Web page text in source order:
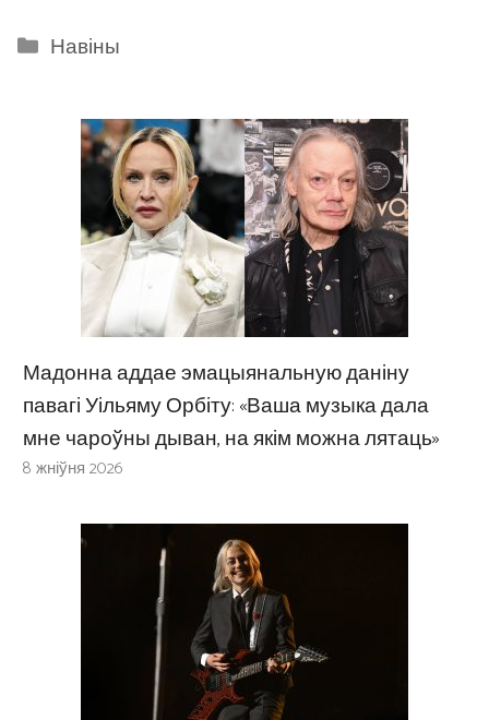
Categories
Навіны
Мадонна аддае эмацыянальную даніну
павагі Уільяму Орбіту: «Ваша музыка дала
мне чароўны дыван, на якім можна лятаць»
8 жніўня 2026